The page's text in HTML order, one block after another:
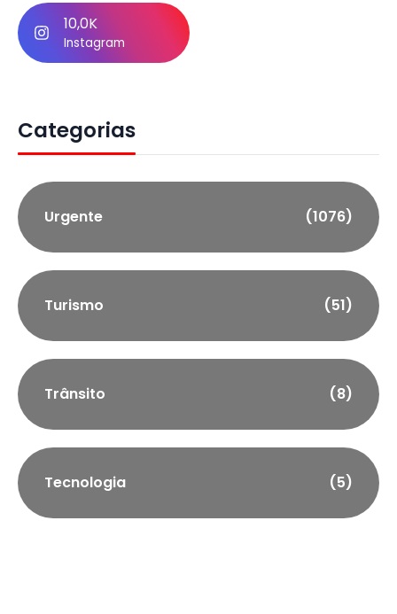
10,0K
Instagram
Categorias
Urgente (1076)
Turismo (51)
Trânsito (8)
Tecnologia (5)